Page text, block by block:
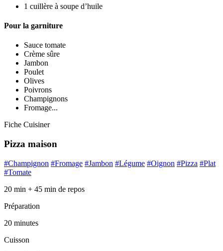
1 cuillère à soupe d’huile
Pour la garniture
Sauce tomate
Crème sûre
Jambon
Poulet
Olives
Poivrons
Champignons
Fromage...
Fiche Cuisiner
Pizza maison
#Champignon #Fromage #Jambon #Légume #Oignon #Pizza #Plat
#Tomate
20 min + 45 min de repos
Préparation
20 minutes
Cuisson